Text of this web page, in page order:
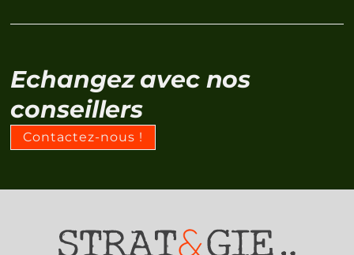
Echangez avec nos
conseillers
Contactez-nous !